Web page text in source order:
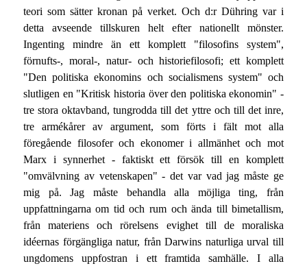
teori som sätter kronan på verket. Och d:r Dühring var i
detta avseende tillskuren helt efter nationellt mönster.
Ingenting mindre än ett komplett "filosofins system",
förnufts-, moral-, natur- och historiefilosofi; ett komplett
"Den politiska ekonomins och socialismens system" och
slutligen en "Kritisk historia över den politiska ekonomin" -
tre stora oktavband, tungrodda till det yttre och till det inre,
tre armékårer av argument, som förts i fält mot alla
föregående filosofer och ekonomer i allmänhet och mot
Marx i synnerhet - faktiskt ett försök till en komplett
"omvälvning av vetenskapen" - det var vad jag måste ge
mig på. Jag måste behandla alla möjliga ting, från
uppfattningarna om tid och rum och ända till bimetallism,
från materiens och rörelsens evighet till de moraliska
idéernas förgängliga natur, från Darwins naturliga urval till
ungdomens uppfostran i ett framtida samhälle. I alla